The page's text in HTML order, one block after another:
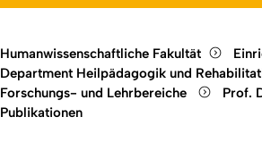
Humanwissenschaftliche Fakultät
Department Heilpädagogik und
Forschungs- und Lehrbereiche
Prof.
Publikationen